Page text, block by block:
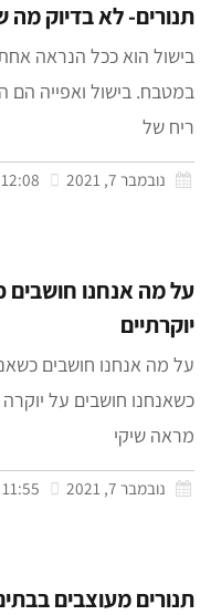
תנורים- לא בדיוק
בישול הוא ככל הנראה
במטבח. בישול ואפייה
ריח של
נובמבר 7, 2021
על מה אנחנו חושבים
יוקרתיים
על מה אנחנו חושבים
כשאנחנו חושבים על
מראה שיקי
נובמבר 7, 2021
תנורים מעוצבים